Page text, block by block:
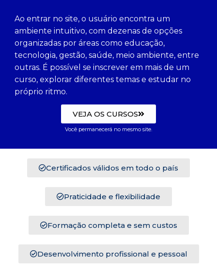
Ao entrar no site, o usuário encontra um
ambiente intuitivo, com dezenas de opções
organizadas por áreas como educação,
tecnologia, gestão, saúde, meio ambiente, entre
outras. É possível se inscrever em mais de um
curso, explorar diferentes temas e estudar no
próprio ritmo.
VEJA OS CURSOS
Você permanecerá no mesmo site.
Certificados válidos em todo o país
Praticidade e flexibilidade
Formação completa e sem custos
Desenvolvimento profissional e pessoal